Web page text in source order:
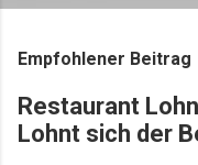
Empfohlener Beitrag
Restaurant
Lohnt sich der